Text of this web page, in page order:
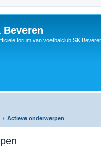
Beveren
forum van voetbalclub SK
Actieve onderwerpen